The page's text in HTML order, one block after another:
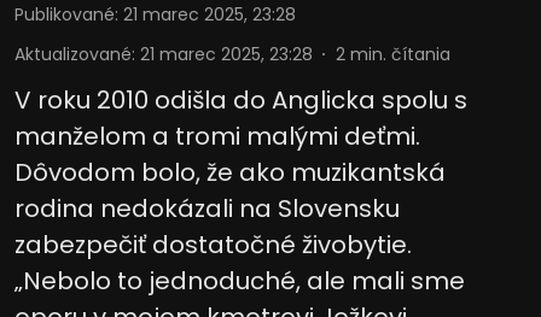
Publikované: 21 marec 2025, 23:28
Aktualizované: 21 marec 2025, 23:28 2 min. čítania
V roku 2010 odišla do Anglicka spolu s
manželom a tromi malými deťmi.
Dôvodom bolo, že ako muzikantská
rodina nedokázali na Slovensku
zabezpečiť dostatočné živobytie.
„Nebolo to jednoduché, ale mali sme